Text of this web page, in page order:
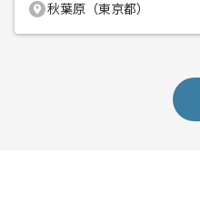
秋葉原（東京都）